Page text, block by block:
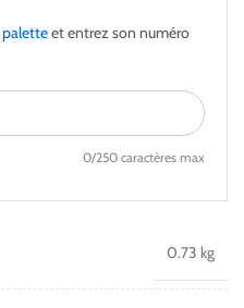
paletteet entrez son numéro
0/250 caractères max
0.73 kg